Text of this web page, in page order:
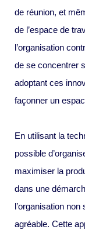
de réunion, et
de l’espace de
l’organisation
de se concentrer
adoptant ces
façonner un
En utilisant la
possible
maximiser la
dans une
l’organisation
agréable. Cette